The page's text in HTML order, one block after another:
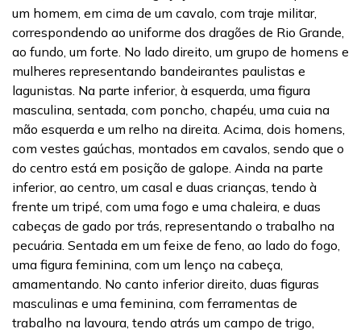
um homem, em cima de um cavalo, com traje militar,
correspondendo ao uniforme dos dragões de Rio Grande,
ao fundo, um forte. No lado direito, um grupo de homens e
mulheres representando bandeirantes paulistas e
lagunistas. Na parte inferior, à esquerda, uma figura
masculina, sentada, com poncho, chapéu, uma cuia na
mão esquerda e um relho na direita. Acima, dois homens,
com vestes gaúchas, montados em cavalos, sendo que o
do centro está em posição de galope. Ainda na parte
inferior, ao centro, um casal e duas crianças, tendo à
frente um tripé, com uma fogo e uma chaleira, e duas
cabeças de gado por trás, representando o trabalho na
pecuária. Sentada em um feixe de feno, ao lado do fogo,
uma figura feminina, com um lenço na cabeça,
amamentando. No canto inferior direito, duas figuras
masculinas e uma feminina, com ferramentas de
trabalho na lavoura, tendo atrás um campo de trigo,